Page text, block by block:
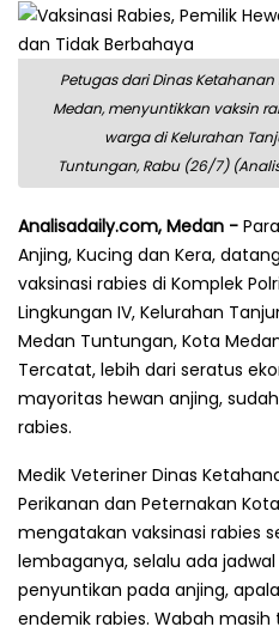
Petugas dari Dinas
Medan, menyuntikkan vaksin
warga di Kelurahan
Tuntungan, Rabu (26/7)
Analisadaily.com, Medan -
Anjing, Kucing dan Kera,
vaksinasi rabies di Komplek
Lingkungan IV, Kelurahan
Medan Tuntungan, Kota
Tercatat, lebih dari seratus
mayoritas hewan anjing,
rabies.
Medik Veteriner Dinas
Perikanan dan Peternakan
mengatakan vaksinasi rabies
lembaganya, selalu ada
penyuntikan pada anjing,
endemik rabies. Wabah masih